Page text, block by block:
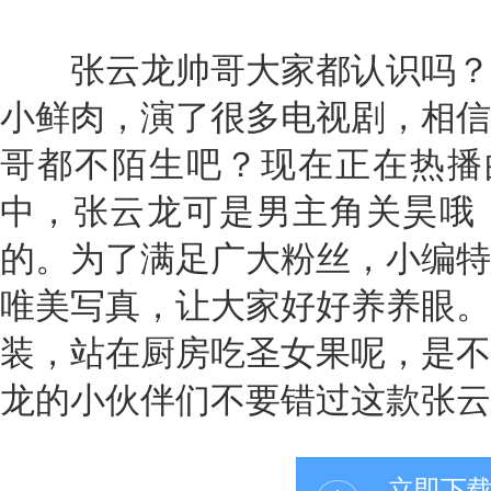
张云龙帅哥大家都认识吗？
小鲜肉，演了很多电视剧，相
哥都不陌生吧？现在正在热
中，张云龙可是男主角关昊
的。为了满足广大粉丝，小编
唯美写真，让大家好好养养眼
装，站在厨房吃圣女果呢，是
龙的小伙伴们不要错过这款张